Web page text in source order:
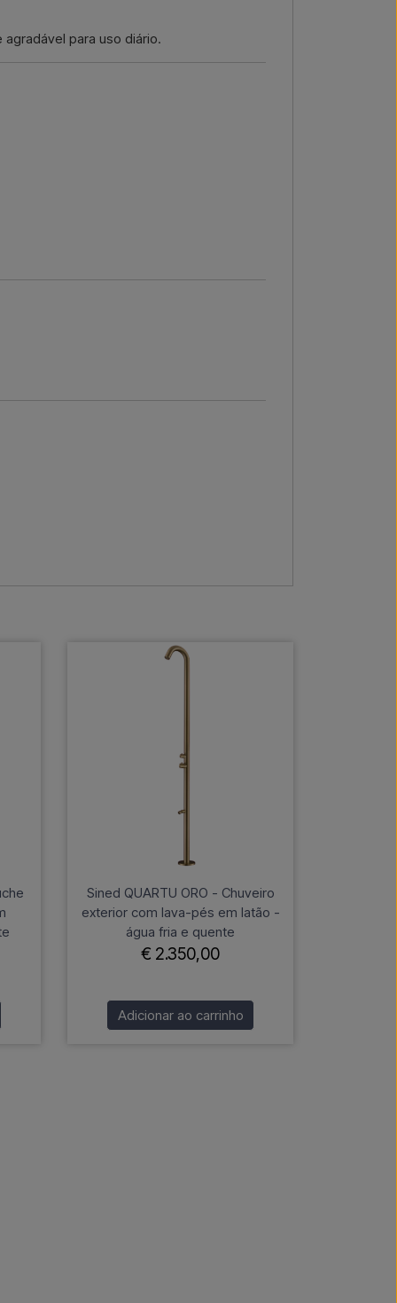
para uso diário.
Sined QUARTU ORO - Chuveiro
exterior com lava-pés em latão -
água fria e quente
€ 2.350,00
Adicionar ao carrinho